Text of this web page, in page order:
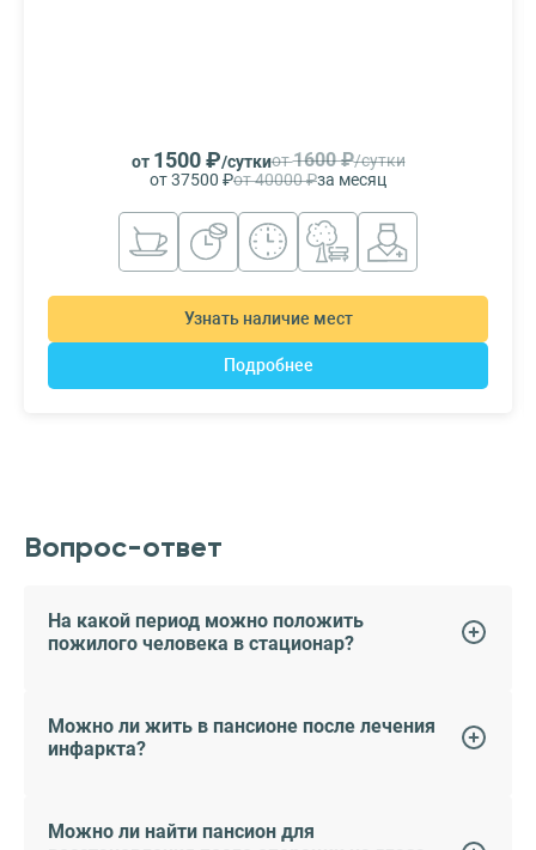
от 1500 ₽/суткиот1600 ₽/сутки
от 37500 ₽от 40000 ₽за месяц
Узнать наличие мест
Подробнее
Вопрос-ответ
На какой период можно положить
пожилого человека в стационар?
Можно ли жить в пансионе после лечения
инфаркта?
Можно ли найти пансион для